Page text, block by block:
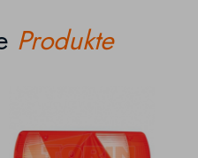
Produkte